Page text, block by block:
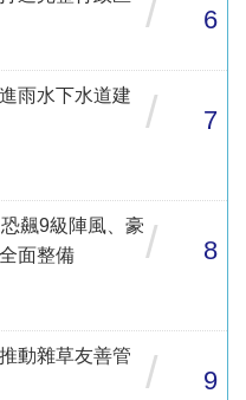
/ 6
雨水下水道建
/ 7
飆9級陣風、豪
面整備
/ 8
動雜草友善管
/ 9